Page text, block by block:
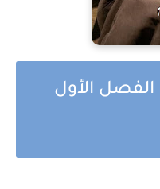
الفصل الأول